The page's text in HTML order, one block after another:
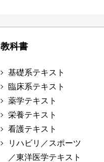
教科書
基礎系テキスト
臨床系テキスト
薬学テキスト
栄養テキスト
看護テキスト
リハビリ／スポーツ
／東洋医学テキスト